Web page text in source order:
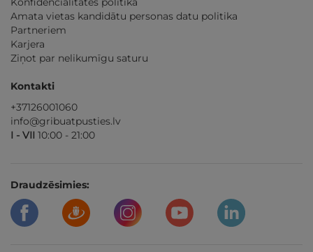
Amata vietas kandidātu personas datu politika
Partneriem
Karjera
Ziņot par nelikumīgu saturu
Kontakti
+37126001060
info@gribuatpusties.lv
I - VII 10:00 - 21:00
Draudzēsimies: